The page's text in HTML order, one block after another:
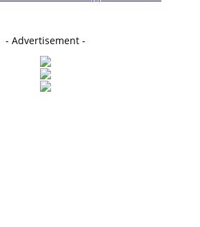
- Advertisement -